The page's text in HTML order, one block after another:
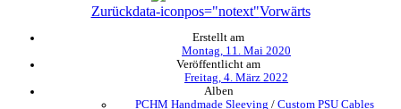
Zurückdata-iconpos="notext"Vorwärts
Erstellt am
Montag, 11. Mai 2020
Veröffentlicht am
Freitag, 4. März 2022
Alben
PCHM Handmade Sleeving / Custom PSU Cables